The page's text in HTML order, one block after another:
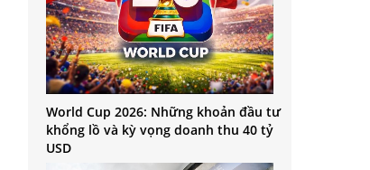
World Cup 2026: Những khoản đầu tư
khổng lồ và kỳ vọng doanh thu 40 tỷ
USD